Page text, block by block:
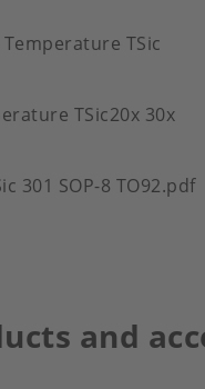
TSic
TSic20x 30x
301 SOP-8 TO92.pdf
and